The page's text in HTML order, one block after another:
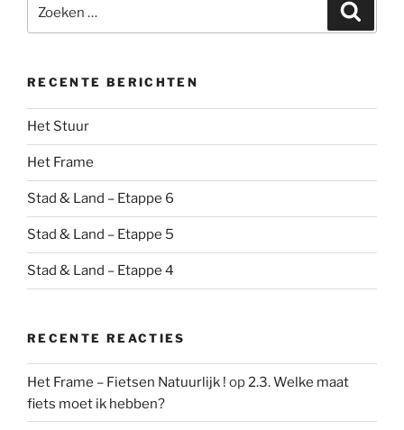
naar:
RECENTE BERICHTEN
Het Stuur
Het Frame
Stad & Land – Etappe 6
Stad & Land – Etappe 5
Stad & Land – Etappe 4
RECENTE REACTIES
Het Frame – Fietsen Natuurlijk ! op2.3. Welke maat
fiets moet ik hebben?